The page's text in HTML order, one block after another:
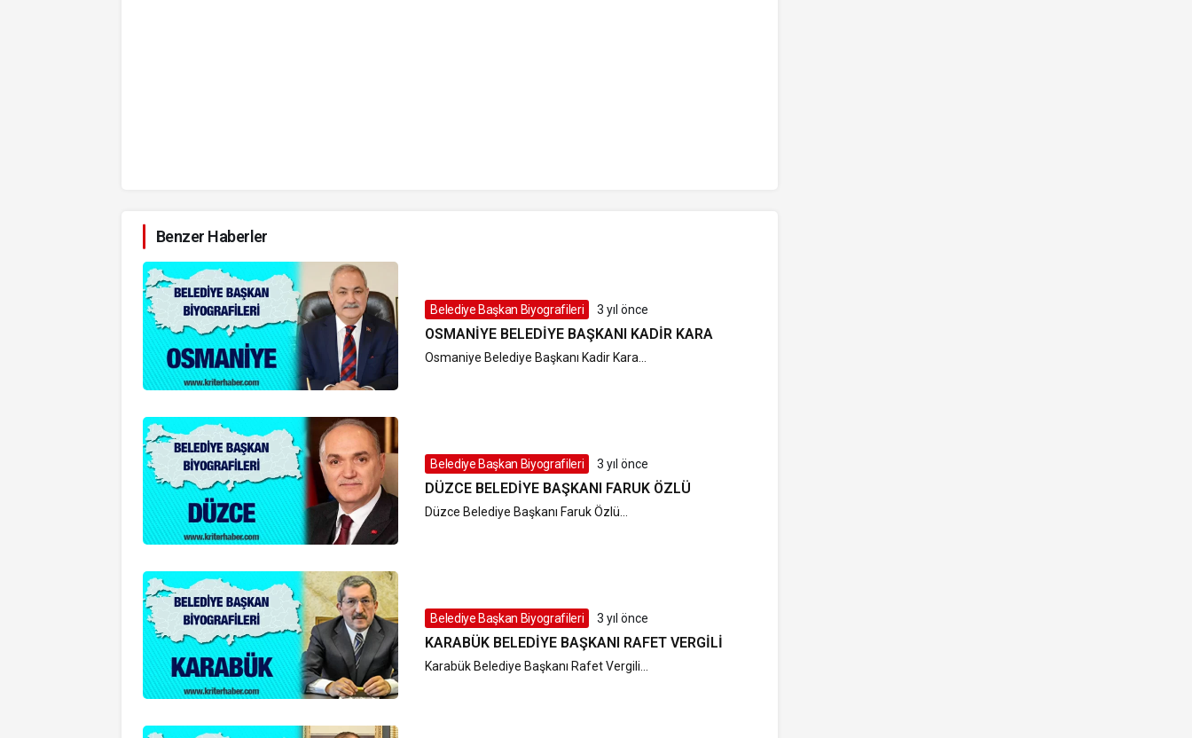
Benzer Haberler
Belediye Başkan Biyografileri 3 yıl önce
OSMANIYE BELEDIYE BAŞKANI KADIR KARA
Osmaniye Belediye Başkanı Kadir Kara...
Belediye Başkan Biyografileri 3 yıl önce
DÜZCE BELEDIYE BAŞKANI FARUK ÖZLÜ
Düzce Belediye Başkanı Faruk Özlü...
Belediye Başkan Biyografileri 3 yıl önce
KARABÜK BELEDIYE BAŞKANI RAFET VERGILI
Karabük Belediye Başkanı Rafet Vergili...